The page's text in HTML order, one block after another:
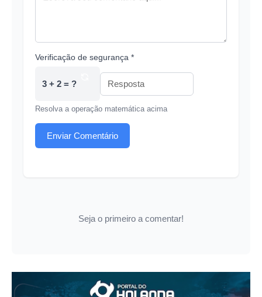
Verificação de segurança *
3 + 2 = ?
Resolva a operação matemática acima
Enviar Comentário
Seja o primeiro a comentar!